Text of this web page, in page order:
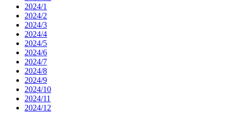
2024/1
2024/2
2024/3
2024/4
2024/5
2024/6
2024/7
2024/8
2024/9
2024/10
2024/11
2024/12